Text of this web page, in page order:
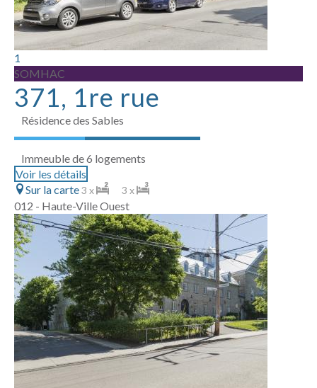
1
SOMHAC
371, 1re rue
Résidence des Sables
Immeuble de 6 logements
Voir les détails
Sur la carte3 x 3 x
012 - Haute-Ville Ouest